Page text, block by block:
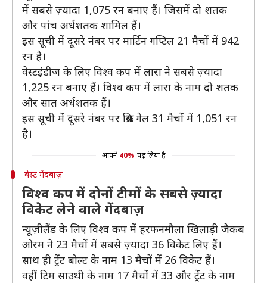
में सबसे ज़्यादा 1,075 रन बनाए हैं। जिसमें दो शतक
और पांच अर्धशतक शामिल हैं।
इस सूची में दूसरे नंबर पर मार्टिन गप्टिल 21 मैचों में 942
रन है।
वेस्टइंडीज के लिए विश्व कप में लारा ने सबसे ज़्यादा
1,225 रन बनाए हैं। विश्व कप में लारा के नाम दो शतक
और सात अर्धशतक हैं।
इस सूची में दूसरे नंबर पर क्रिस गेल 31 मैचों में 1,051 रन
है।
आपने 40% पढ़ लिया है
बेस्ट गेंदबाज़
विश्व कप में दोनों टीमों के सबसे ज़्यादा
विकेट लेने वाले गेंदबाज़
न्यूज़ीलैंड के लिए विश्व कप में हरफनमौला खिलाड़ी जैकब
ओरम ने 23 मैचों में सबसे ज़्यादा 36 विकेट लिए हैं।
साथ ही ट्रेंट बोल्ट के नाम 13 मैचों में 26 विकेट हैं।
वहीं टिम साउथी के नाम 17 मैचों में 33 और ट्रेंट के नाम